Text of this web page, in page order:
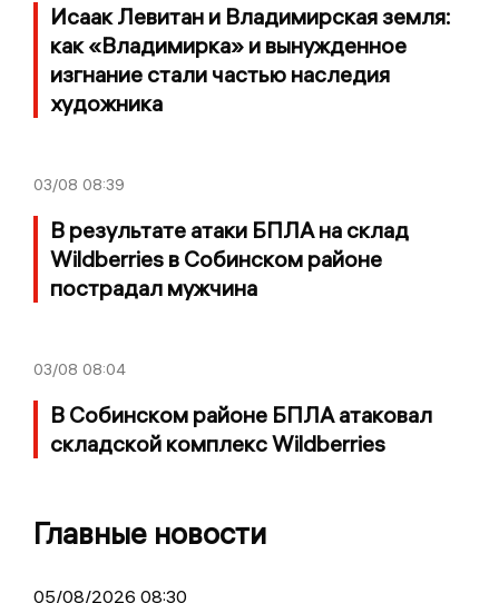
Исаак Левитан и Владимирская земля:
как «Владимирка» и вынужденное
изгнание стали частью наследия
художника
03/08 08:39
В результате атаки БПЛА на склад
Wildberries в Собинском районе
пострадал мужчина
03/08 08:04
В Собинском районе БПЛА атаковал
складской комплекс Wildberries
Главные новости
05/08/2026 08:30